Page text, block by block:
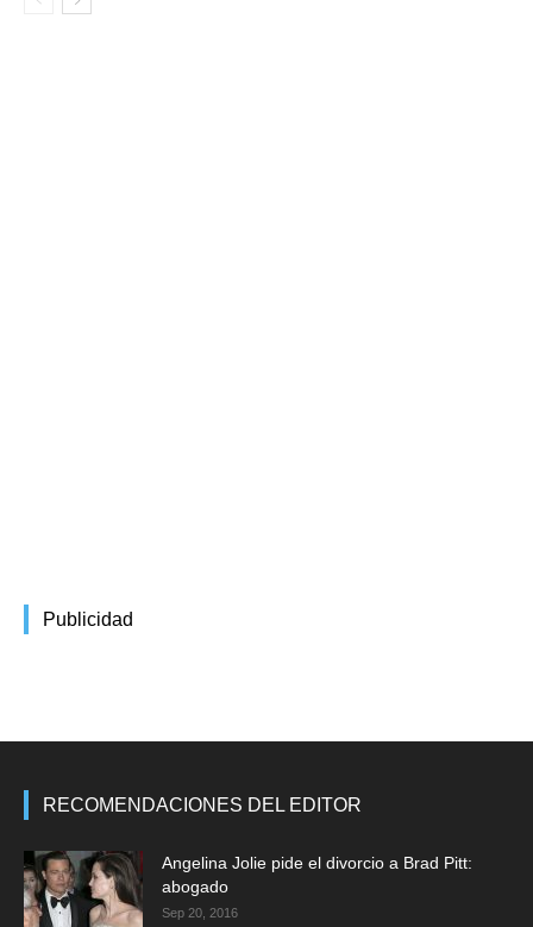
Publicidad
RECOMENDACIONES DEL EDITOR
Angelina Jolie pide el divorcio a Brad Pitt:
abogado
Sep 20, 2016